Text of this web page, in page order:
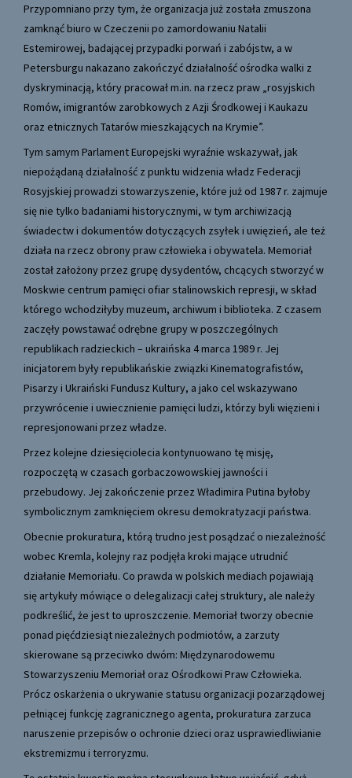
Przypomniano przy tym, że organizacja już została zmuszona
zamknąć biuro w Czeczenii po zamordowaniu Natalii
Estemirowej, badającej przypadki porwań i zabójstw, a w
Petersburgu nakazano zakończyć działalność ośrodka walki z
dyskryminacją, który pracował m.in. na rzecz praw „rosyjskich
Romów, imigrantów zarobkowych z Azji Środkowej i Kaukazu
oraz etnicznych Tatarów mieszkających na Krymie”.
Tym samym Parlament Europejski wyraźnie wskazywał, jak
niepożądaną działalność z punktu widzenia władz Federacji
Rosyjskiej prowadzi stowarzyszenie, które już od 1987 r. zajmuje
się nie tylko badaniami historycznymi, w tym archiwizacją
świadectw i dokumentów dotyczących zsyłek i uwięzień, ale też
działa na rzecz obrony praw człowieka i obywatela. Memoriał
został założony przez grupę dysydentów, chcących stworzyć w
Moskwie centrum pamięci ofiar stalinowskich represji, w skład
którego wchodziłyby muzeum, archiwum i biblioteka. Z czasem
zaczęły powstawać odrębne grupy w poszczególnych
republikach radzieckich – ukraińska 4 marca 1989 r. Jej
inicjatorem były republikańskie związki Kinematografistów,
Pisarzy i Ukraiński Fundusz Kultury, a jako cel wskazywano
przywrócenie i uwiecznienie pamięci ludzi, którzy byli więzieni i
represjonowani przez władze.
Przez kolejne dziesięciolecia kontynuowano tę misję,
rozpoczętą w czasach gorbaczowowskiej jawności i
przebudowy. Jej zakończenie przez Władimira Putina byłoby
symbolicznym zamknięciem okresu demokratyzacji państwa.
Obecnie prokuratura, którą trudno jest posądzać o niezależność
wobec Kremla, kolejny raz podjęła kroki mające utrudnić
działanie Memoriału. Co prawda w polskich mediach pojawiają
się artykuły mówiące o delegalizacji całej struktury, ale należy
podkreślić, że jest to uproszczenie. Memoriał tworzy obecnie
ponad pięćdziesiąt niezależnych podmiotów, a zarzuty
skierowane są przeciwko dwóm: Międzynarodowemu
Stowarzyszeniu Memoriał oraz Ośrodkowi Praw Człowieka.
Prócz oskarżenia o ukrywanie statusu organizacji pozarządowej
pełniącej funkcję zagranicznego agenta, prokuratura zarzuca
naruszenie przepisów o ochronie dzieci oraz usprawiedliwianie
ekstremizmu i terroryzmu.